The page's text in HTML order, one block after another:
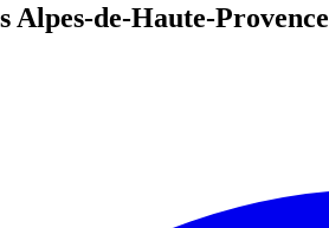
Alpes-de-Haute-Provence